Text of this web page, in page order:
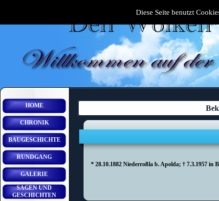
Diese Seite benutzt
HOME
CHRONIK
BAUGESCHICHTE
RUNDGANG
GALERIE
SAGEN UND
GESCHICHTEN
* 28.10.1882 Niederroßla b. Apolda; † 7.3.1957 in